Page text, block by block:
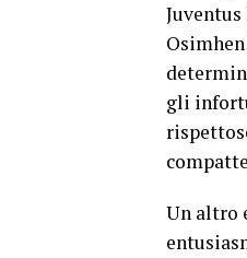
gli
Un altro